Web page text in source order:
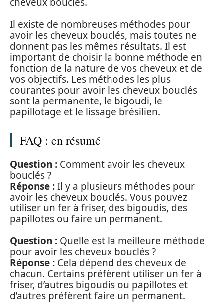
Il existe de nombreuses méthodes pour
avoir les cheveux bouclés, mais toutes ne
donnent pas les mêmes résultats. Il est
important de choisir la bonne méthode en
fonction de la nature de vos cheveux et de
vos objectifs. Les méthodes les plus
courantes pour avoir les cheveux bouclés
sont la permanente, le bigoudi, le
papillotage et le lissage brésilien.
FAQ : en résumé
Question : Comment avoir les cheveux
bouclés ?
Réponse :Il y a plusieurs méthodes pour
avoir les cheveux bouclés. Vous pouvez
utiliser un fer à friser, des bigoudis, des
papillotes ou faire un permanent.
Question : Quelle est la meilleure méthode
pour avoir les cheveux bouclés ?
Réponse : Cela dépend des cheveux de
chacun. Certains préfèrent utiliser un fer à
friser, d’autres bigoudis ou papillotes et
d’autres préfèrent faire un permanent.